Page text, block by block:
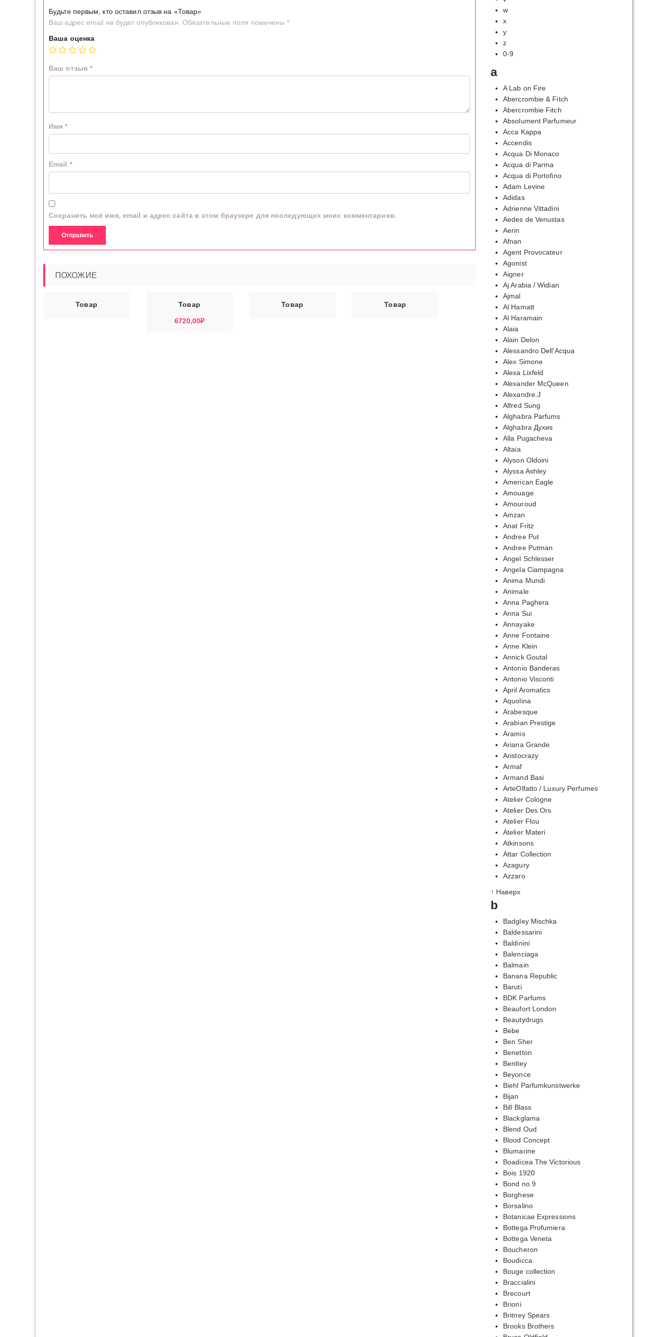
Будьте первым, кто оставил отзыв на «Товар»
Ваш адрес email не будет опубликован. Обязательные поля помечены *
Ваша оценка
Ваш отзыв *
Имя*
Email *
Сохранить моё имя, email и адрес сайта в этом браузере для последующих моих комментариев.
ПОХОЖИЕ
Товар Товар
6720,00₽
Товар Товар
w
x
y
z
0-9
a
A Lab on Fire
Abercrombie & Fitch
Abercrombie Fitch
Absolument Parfumeur
Acca Kappa
Accendis
Acqua Di Monaco
Acqua di Parma
Acqua di Portofino
Adam Levine
Adidas
Adrienne Vittadini
Aedes de Venustas
Aerin
Afnan
Agent Provocateur
Agonist
Aigner
Aj Arabia / Widian
Ajmal
Al Hamatt
Al Haramain
Alaia
Alain Delon
Alessandro Dell'Acqua
Alex Simone
Alexa Lixfeld
Alexander McQueen
Alexandre.J
Alfred Sung
Alghabra Parfums
Alghabra Духиs
Alla Pugacheva
Altaia
Alyson Oldoini
Alyssa Ashley
American Eagle
Amouage
Amouroud
Amzan
Anat Fritz
Andree Put
Andree Putman
Angel Schlesser
Angela Ciampagna
Anima Mundi
Animale
Anna Paghera
Anna Sui
Annayake
Anne Fontaine
Anne Klein
Annick Goutal
Antonio Banderas
Antonio Visconti
April Aromatics
Aquolina
Arabesque
Arabian Prestige
Aramis
Ariana Grande
Aristocrazy
Armaf
Armand Basi
ArteOlfatto / Luxury Perfumes
Atelier Cologne
Atelier Des Ors
Atelier Flou
Atelier Materi
Atkinsons
Attar Collection
Azagury
Azzaro
↑ Наверх
b
Badgley Mischka
Baldessarini
Baldinini
Balenciaga
Balmain
Banana Republic
Baruti
BDK Parfums
Beaufort London
Beautydrugs
Bebe
Ben Sher
Benetton
Bentley
Beyonce
Biehl Parfumkunstwerke
Bijan
Bill Blass
Blackglama
Blend Oud
Blood Concept
Blumarine
Boadicea The Victorious
Bois 1920
Bond no.9
Borghese
Borsalino
Botanicae Expressions
Bottega Profumiera
Bottega Veneta
Boucheron
Boudicca
Bouge collection
Braccialini
Brecourt
Brioni
Britney Spears
Brooks Brothers